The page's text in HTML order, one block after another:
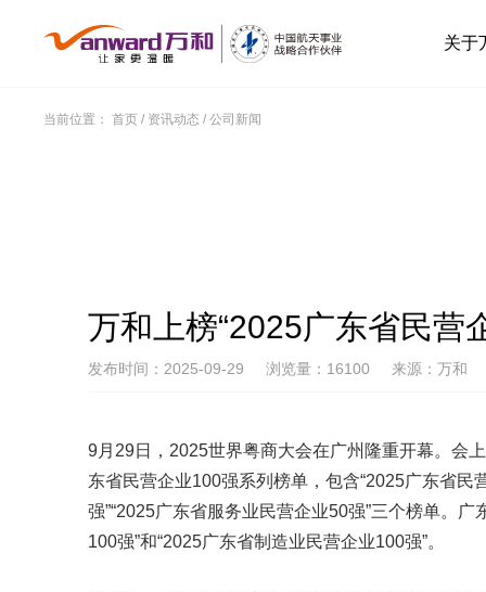
关于
当前位置：首页 / 资讯动态 /公司新闻
万和上榜“2025广东省民营
发布时间：2025-09-29 浏览量：16100 来源：万和
9月29日，2025世界粤商大会在广州隆重开幕。会
东省民营企业100强系列榜单，包含“2025广东省民
强”“2025广东省服务业民营企业50强”三个榜单。
100强”和“2025广东省制造业民营企业100强”。